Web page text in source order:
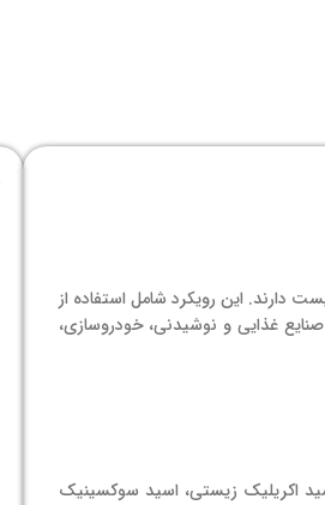
این رویکرد شامل استفاده از
غذایی و نوشیدنی، خودروسازی،
اکریلیک زیستی، اسید سوکسینیک